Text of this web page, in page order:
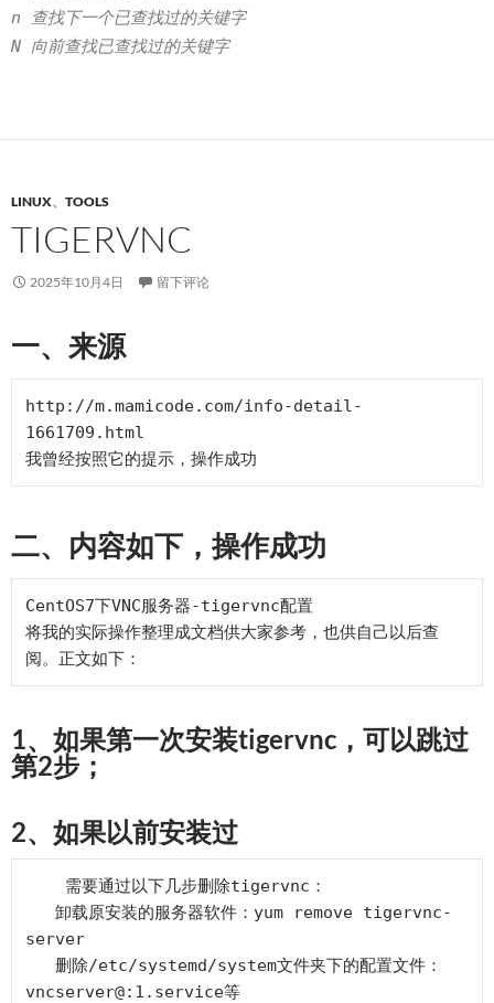
n 查找下一个已查找过的关键字
N 向前查找已查找过的关键字
LINUX、 TOOLS
TIGERVNC
2025年10月4日 留下评论
一、来源
http://m.mamicode.com/info-detail-
1661709.html
二、内容如下，操作成功
CentOS7下VNC服务器-tigervnc配置
将我的实际操作整理成文档供大家参考，也供自己以后查
1、如果第一次安装tigervnc，可以跳过
第2步；
2、如果以前安装过
server
vncserver@:1.service等